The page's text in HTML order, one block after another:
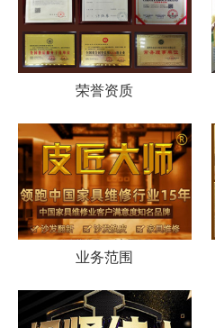
荣誉资质
业务范围